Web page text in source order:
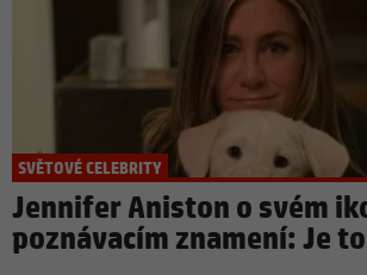
SVĚTOVÉ CELEBRITY
Jennifer Aniston o svém
poznávacím znamení: Je